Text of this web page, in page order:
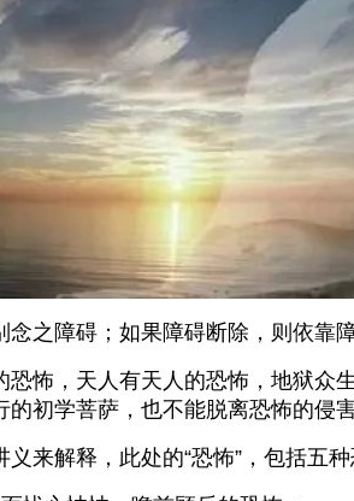
障碍；如果障碍断除，则依靠障
怖，天人有天人的恐怖，地狱
初学菩萨，也不能脱离恐怖的侵害
解释，此处的“恐怖”，包括五种